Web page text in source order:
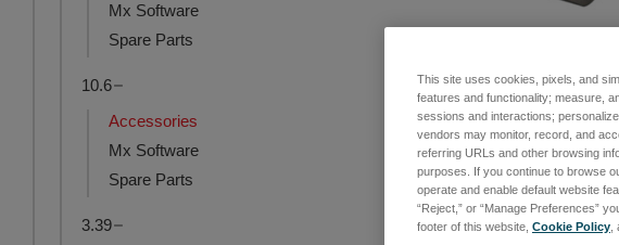
Mx Software
Spare Parts
10.6
Accessories
Mx Software
Spare Parts
3.39
62.8mm Parfocal Adapter
品番: 6401-1251-01
ログインして価格を確認する
This site uses cookies, pixels, and
features and functionality; measure,
sessions and interactions;
vendors may monitor, record, and
referring URLs and other browsing
purposes. If you continue to browse
operate and enable default website
“Reject,” or “Manage Preferences”
footer of this website, Cookie Policy